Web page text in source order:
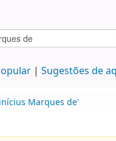
Sugestões de
Marques de'